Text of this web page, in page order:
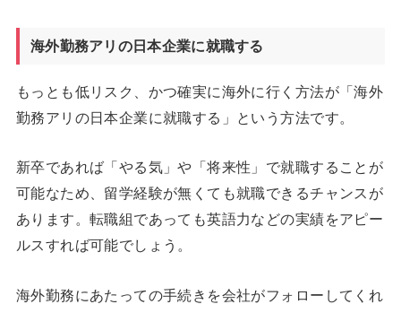
海外勤務アリの日本企業に就職する
もっとも低リスク、かつ確実に海外に行く方法が「海外
勤務アリの日本企業に就職する」という方法です。
新卒であれば「やる気」や「将来性」で就職することが
可能なため、留学経験が無くても就職できるチャンスが
あります。転職組であっても英語力などの実績をアピー
ルスすれば可能でしょう。
海外勤務にあたっての手続きを会社がフォローしてくれ